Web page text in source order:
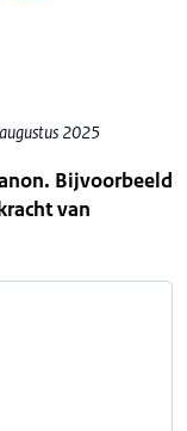
2025
Bijvoorbeeld
van